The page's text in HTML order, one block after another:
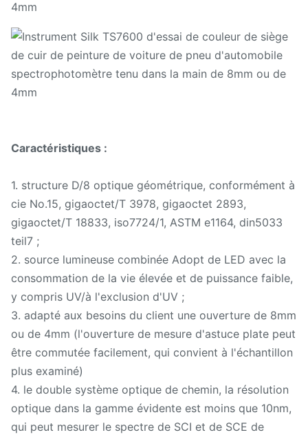
Caractéristiques :
1. structure D/8 optique géométrique, conformément à
cie No.15, gigaoctet/T 3978, gigaoctet 2893,
gigaoctet/T 18833, iso7724/1, ASTM e1164, din5033
teil7 ;
2. source lumineuse combinée Adopt de LED avec la
consommation de la vie élevée et de puissance faible,
y compris UV/à l'exclusion d'UV ;
3. adapté aux besoins du client une ouverture de 8mm
ou de 4mm (l'ouverture de mesure d'astuce plate peut
être commutée facilement, qui convient à l'échantillon
plus examiné)
4. le double système optique de chemin, la résolution
optique dans la gamme évidente est moins que 10nm,
qui peut mesurer le spectre de SCI et de SCE de